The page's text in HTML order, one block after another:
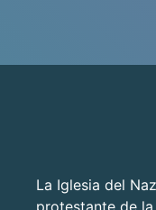
La Iglesia del